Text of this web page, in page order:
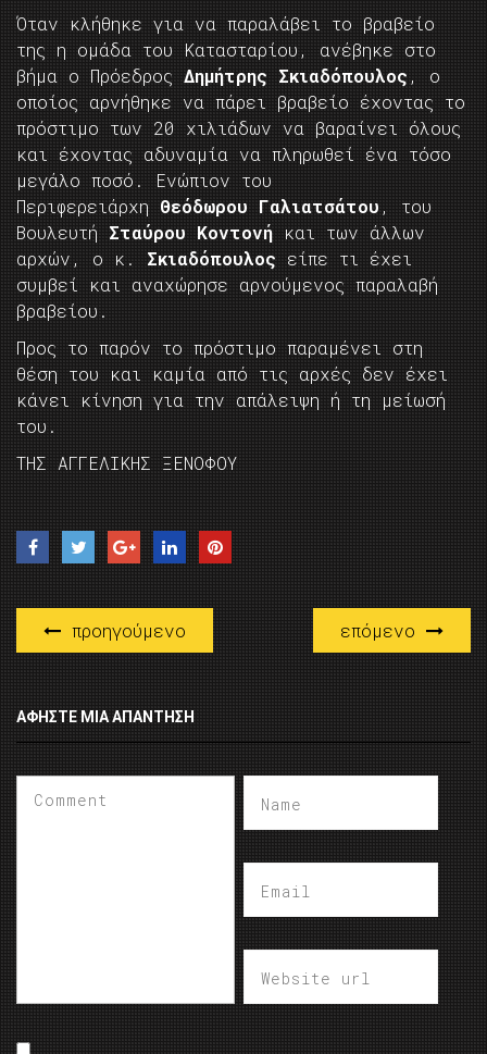
Όταν κλήθηκε για να παραλάβει το βραβείο
της η ομάδα του Κατασταρίου, ανέβηκε στο
βήμα ο Πρόεδρος Δημήτρης Σκιαδόπουλος , ο
οποίος αρνήθηκε να πάρει βραβείο έχοντας το
πρόστιμο των 20 χιλιάδων να βαραίνει όλους
και έχοντας αδυναμία να πληρωθεί ένα τόσο
μεγάλο ποσό. Ενώπιον του
Περιφερειάρχη Θεόδωρου Γαλιατσάτου , του
Βουλευτή Σταύρου Κοντονή και των άλλων
αρχών, ο κ. Σκιαδόπουλος είπε τι έχει
συμβεί και αναχώρησε αρνούμενος παραλαβή
βραβείου.
Προς το παρόν το πρόστιμο παραμένει στη
θέση του και καμία από τις αρχές δεν έχει
κάνει κίνηση για την απάλειψη ή τη μείωσή
του.
ΤΗΣ ΑΓΓΕΛΙΚΗΣ ΞΕΝΟΦΟΥ
προηγούμενο επόμενο
ΑΦΉΣΤΕ ΜΙΑ ΑΠΆΝΤΗΣΗ